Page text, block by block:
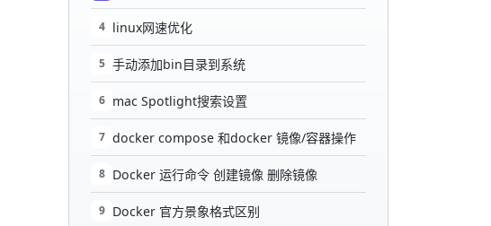
4 linux网速优化
5 手动添加bin目录到系统
6 mac Spotlight搜索设置
7 docker compose 和docker 镜像/容器操作
8 Docker 运行命令 创建镜像 删除镜像
9 Docker 官方景象格式区别